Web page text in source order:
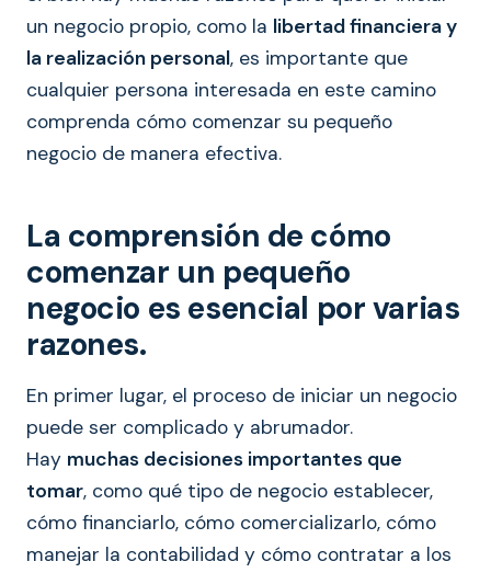
un negocio propio, como la libertad financiera y
la realización personal, es importante que
cualquier persona interesada en este camino
comprenda cómo comenzar su pequeño
negocio de manera efectiva.
La comprensión de cómo
comenzar un pequeño
negocio es esencial por varias
razones.
En primer lugar, el proceso de iniciar un negocio
puede ser complicado y abrumador.
Hay muchas decisiones importantes que
tomar, como qué tipo de negocio establecer,
cómo financiarlo, cómo comercializarlo, cómo
manejar la contabilidad y cómo contratar a los